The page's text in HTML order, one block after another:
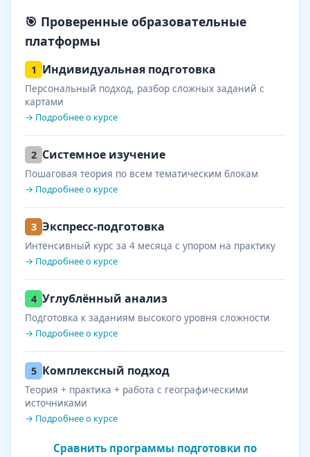
🎯 Проверенные образовательные
платформы
1 Индивидуальная подготовка
Персональный подход, разбор сложных заданий с
картами
→ Подробнее о курсе
2 Системное изучение
Пошаговая теория по всем тематическим блокам
→ Подробнее о курсе
3 Экспресс-подготовка
Интенсивный курс за 4 месяца с упором на практику
→ Подробнее о курсе
4 Углублённый анализ
Подготовка к заданиям высокого уровня сложности
→ Подробнее о курсе
5 Комплексный подход
Теория + практика + работа с географическими
источниками
→ Подробнее о курсе
Сравнить программы подготовки по